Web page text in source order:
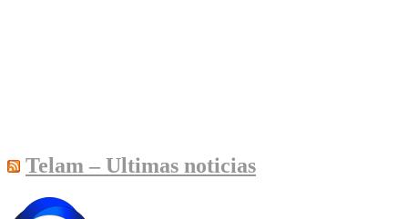
Telam – Ultimas noticias